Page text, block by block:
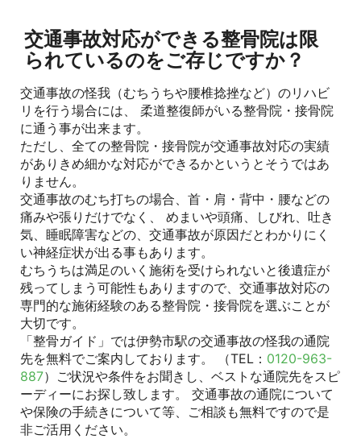
交通事故対応ができる整骨院は限
られているのをご存じですか？
交通事故の怪我（むちうちや腰椎捻挫など）のリハビ
リを行う場合には、 柔道整復師がいる整骨院・接骨院
に通う事が出来ます。
ただし、全ての整骨院・接骨院が交通事故対応の実績
がありきめ細かな対応ができるかというとそうではあ
りません。
交通事故のむち打ちの場合、首・肩・背中・腰などの
痛みや張りだけでなく、 めまいや頭痛、しびれ、吐き
気、睡眠障害などの、交通事故が原因だとわかりにく
い神経症状が出る事もあります。
むちうちは満足のいく施術を受けられないと後遺症が
残ってしまう可能性もありますので、交通事故対応の
専門的な施術経験のある整骨院・接骨院を選ぶことが
大切です。
「整骨ガイド」では伊勢市駅の交通事故の怪我の通院
先を無料でご案内しております。 （TEL： 0120-963-
887）ご状況や条件をお聞きし、ベストな通院先をスピ
ーディーにお探し致します。 交通事故の通院について
や保険の手続きについて等、ご相談も無料ですので是
非ご活用ください。